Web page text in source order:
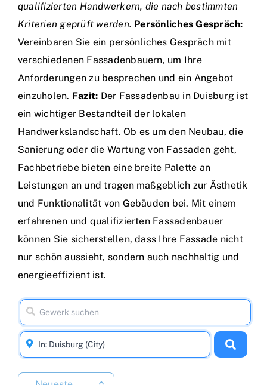
qualifizierten Handwerkern, die nach bestimmten
Kriterien geprüft werden. Persönliches Gespräch:
Vereinbaren Sie ein persönliches Gespräch mit
verschiedenen Fassadenbauern, um Ihre
Anforderungen zu besprechen und ein Angebot
einzuholen. Fazit: Der Fassadenbau in Duisburg ist
ein wichtiger Bestandteil der lokalen
Handwerkslandschaft. Ob es um den Neubau, die
Sanierung oder die Wartung von Fassaden geht,
Fachbetriebe bieten eine breite Palette an
Leistungen an und tragen maßgeblich zur Ästhetik
und Funktionalität von Gebäuden bei. Mit einem
erfahrenen und qualifizierten Fassadenbauer
können Sie sicherstellen, dass Ihre Fassade nicht
nur schön aussieht, sondern auch nachhaltig und
energieeffizient ist.